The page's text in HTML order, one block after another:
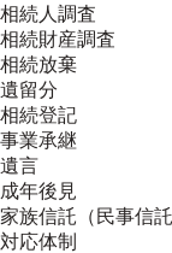
相続人調査
相続財産調査
相続放棄
遺留分
相続登記
事業承継
遺言
成年後見
家族信託（民事信託
対応体制